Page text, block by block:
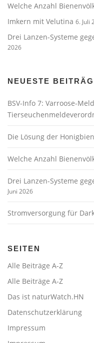
Welche Anzahl
Imkern mit Velutina 6. Juli
Drei Lanzen-Systeme
2026
NEUESTE
BSV-Info 7: Varroose-
Die Lösung der
Welche Anzahl
Drei Lanzen-Systeme
Juni 2026
Stromversorgung für
SEITEN
Alle Beiträge A-Z
Alle Beiträge A-Z
Das ist naturWatch.HN
Datenschutzerklärung
Impressum